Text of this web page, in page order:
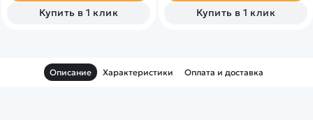
полу-пропорциональное
управление, большие
управления подойдет
любому ребенку. В
комплекте есть все что
Купить в 1 клик
полу-пропорциональное
управление, большие
любому ребенку. В
Купить в 1 клик
Описание Характеристики Оплата и доставка